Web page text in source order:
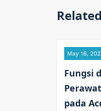
May 16,
Fungsi
pada